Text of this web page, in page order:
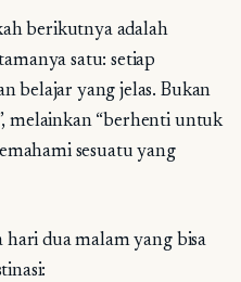
berikutnya adalah
satu: setiap
belajar yang jelas. Bukan
melainkan “berhenti untuk
sesuatu yang
dua malam yang bisa